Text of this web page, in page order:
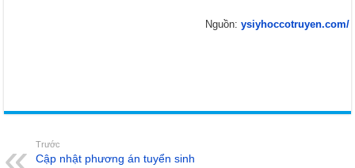
Nguồn: ysiyhoccotruyen.com/
Trước
Cập nhật phương án tuyển sinh